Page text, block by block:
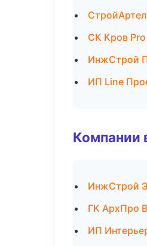
СК Кров
ИнжСтрой
ИП Line
Компании
ИнжСтрой
ГК АрхПро
ИП